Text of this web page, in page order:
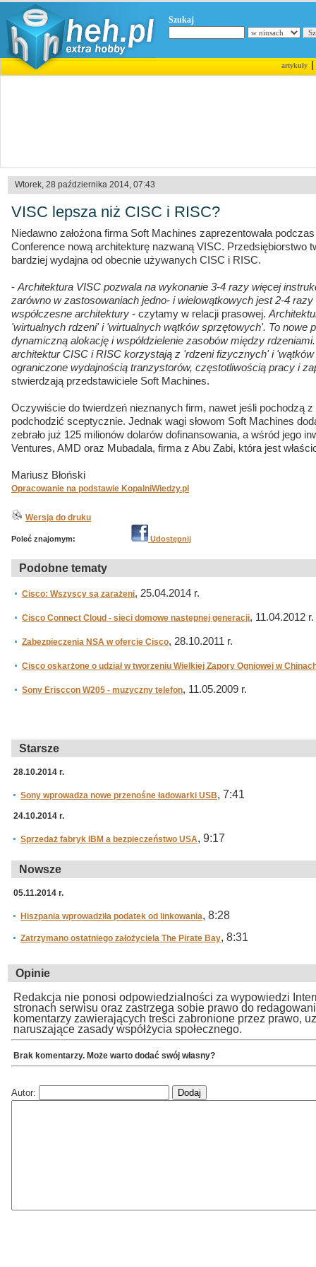
Szukaj
artykuły|
Wtorek, 28 października 2014, 07:43
VISC lepsza niż CISC i RISC?
Niedawno założona firma Soft Machines zaprezentowała
Conference nową architekturę nazwaną VISC. Przedsiębiorstwo
bardziej wydajna od obecnie używanych CISC i RISC.
- Architektura VISC pozwala na wykonanie 3-4 razy więcej
zarówno w zastosowaniach jedno- i wielowątkowych jest 2-4
współczesne architektury - czytamy w relacji prasowej.
'wirtualnych rdzeni' i 'wirtualnych wątków sprzętowych'. To nowe
dynamiczną alokację i współdzielenie zasobów między
architektur CISC i RISC korzystają z 'rdzeni fizycznych' i
ograniczone wydajnością tranzystorów, częstotliwością pracy i
stwierdzają przedstawiciele Soft Machines.
Oczywiście do twierdzeń nieznanych firm, nawet jeśli pochodzą
podchodzić sceptycznie. Jednak wagi słowom Soft Machines
zebrało już 125 milionów dolarów dofinansowania, a wśród jego
Ventures, AMD oraz Mubadala, firma z Abu Zabi, która jest
Mariusz Błoński
Opracowanie na podstawie KopalniWiedzy.pl
Wersja do druku
Poleć znajomym: Udostępnij
Podobne tematy
Cisco: Wszyscy są zarażeni, 25.04.2014 r.
Cisco Connect Cloud - sieci domowe następnej generacji, 11.04.2012 r.
Zabezpieczenia NSA w ofercie Cisco, 28.10.2011 r.
Cisco oskarżone o udział w tworzeniu Wielkiej Zapory Ogniowej w
Sony Erisccon W205 - muzyczny telefon, 11.05.2009 r.
Starsze
28.10.2014 r.
Sony wprowadza nowe przenośne ładowarki USB, 7:41
24.10.2014 r.
Sprzedaż fabryk IBM a bezpieczeństwo USA, 9:17
Nowsze
05.11.2014 r.
Hiszpania wprowadziła podatek od linkowania, 8:28
Zatrzymano ostatniego założyciela The Pirate Bay, 8:31
Opinie
Redakcja nie ponosi odpowiedzialności za wypowiedzi
stronach serwisu oraz zastrzega sobie prawo do
komentarzy zawierających treści zabronione przez prawo,
naruszające zasady współżycia społecznego.
Brak komentarzy. Może warto dodać swój własny?
Autor: